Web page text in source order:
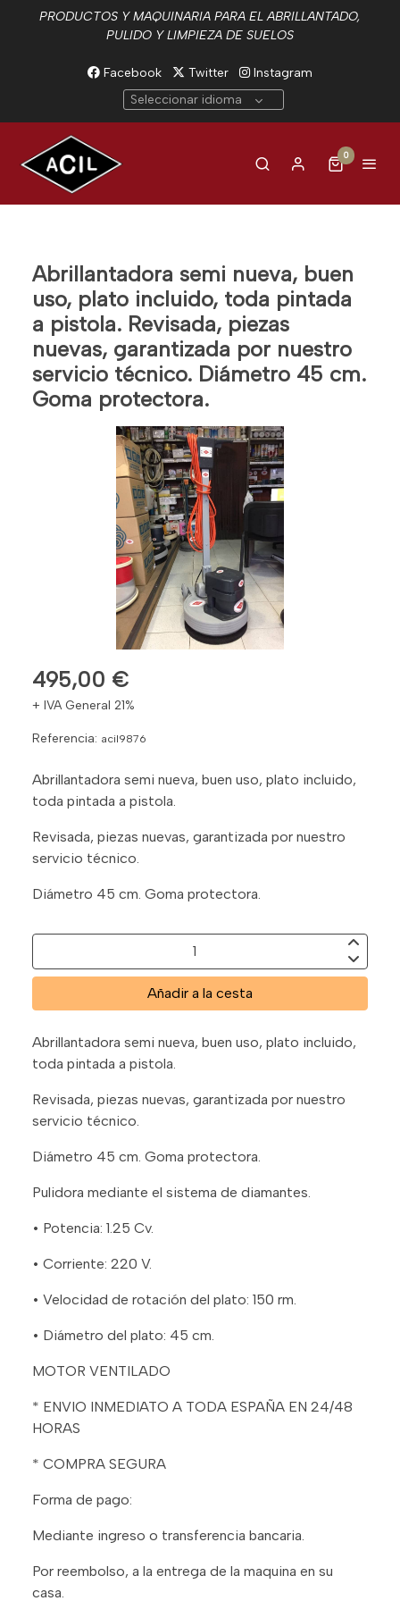
PRODUCTOS Y MAQUINARIA PARA EL ABRILLANTADO,
PULIDO Y LIMPIEZA DE SUELOS
Facebook Twitter
Instagram
Seleccionar idioma
0
Abrillantadora semi nueva, buen
uso, plato incluido, toda pintada
a pistola. Revisada, piezas
nuevas, garantizada por nuestro
servicio técnico. Diámetro 45 cm.
Goma protectora.
495,00 €
+ IVA General 21%
Referencia: acil9876
Abrillantadora semi nueva, buen uso, plato incluido,
toda pintada a pistola.
Revisada, piezas nuevas, garantizada por nuestro
servicio técnico.
Diámetro 45 cm. Goma protectora.
Añadir a la cesta
Abrillantadora semi nueva, buen uso, plato incluido,
toda pintada a pistola.
Revisada, piezas nuevas, garantizada por nuestro
servicio técnico.
Diámetro 45 cm. Goma protectora.
Pulidora mediante el sistema de diamantes.
• Potencia: 1.25 Cv.
• Corriente: 220 V.
• Velocidad de rotación del plato: 150 rm.
• Diámetro del plato: 45 cm.
MOTOR VENTILADO
* ENVIO INMEDIATO A TODA ESPAÑA EN 24/48
HORAS
* COMPRA SEGURA
Forma de pago:
Mediante ingreso o transferencia bancaria.
Por reembolso, a la entrega de la maquina en su
casa.